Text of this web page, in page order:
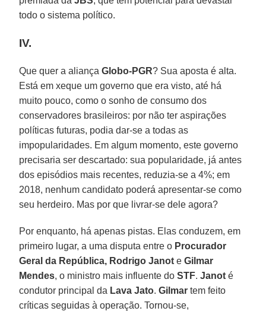
todo o sistema político.
IV.
Que quer a aliançaGlobo-PGR? Sua aposta é alta.
Está em xeque um governo que era visto, até há
muito pouco, como o sonho de consumo dos
conservadores brasileiros: por não ter aspirações
políticas futuras, podia dar-se a todas as
impopularidades. Em algum momento, este governo
precisaria ser descartado: sua popularidade, já antes
dos episódios mais recentes, reduzia-se a 4%; em
2018, nenhum candidato poderá apresentar-se como
seu herdeiro. Mas por que livrar-se dele agora?
Por enquanto, há apenas pistas. Elas conduzem, em
primeiro lugar, a uma disputa entre o Procurador
Geral da República, Rodrigo Janot eGilmar
Mendes, o ministro mais influente doSTF.Janot é
condutor principal da Lava Jato.Gilmar tem feito
críticas seguidas à operação. Tornou-se,